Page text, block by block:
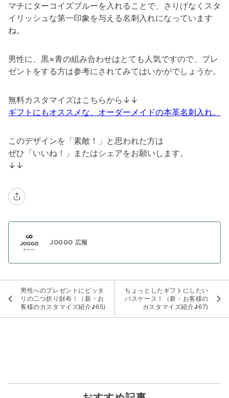
マチにターコイズブルーを入れることで、さりげなくスタ
イリッシュな第一印象を与える名刺入れになっています
ね。
男性に、黒×青の組み合わせはとても人気ですので、プレ
ゼントをする方は参考にされてみてはいかがでしょうか。
無料カスタマイズはこちらから↓↓
ギフトにもオススメな、オーダーメイドの本革名刺入れ。
このデザインを「素敵！」と思われた方は
ぜひ「いいね！」またはシェアをお願いします。
↓↓
JOGGO 広報
男性へのプレゼントにピッタ
リの二つ折り財布！（新・お
客様のカスタマイズ紹介♪65)
ちょっとしたギフトにしたい
パスケース！（新・お客様の
カスタマイズ紹介♪67)